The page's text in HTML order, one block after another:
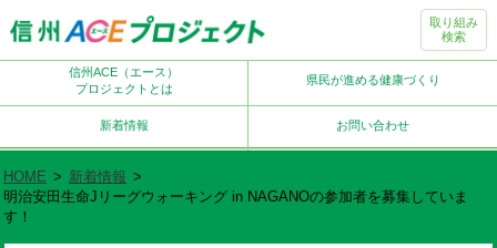
取り組み
検索
信州ACE（エース）
プロジェクトとは
県民が進める健康づくり
新着情報 お問い合わせ
HOME > 新着情報 >
明治安田生命Jリーグウォーキング in NAGANOの参加者を募集していま
す！